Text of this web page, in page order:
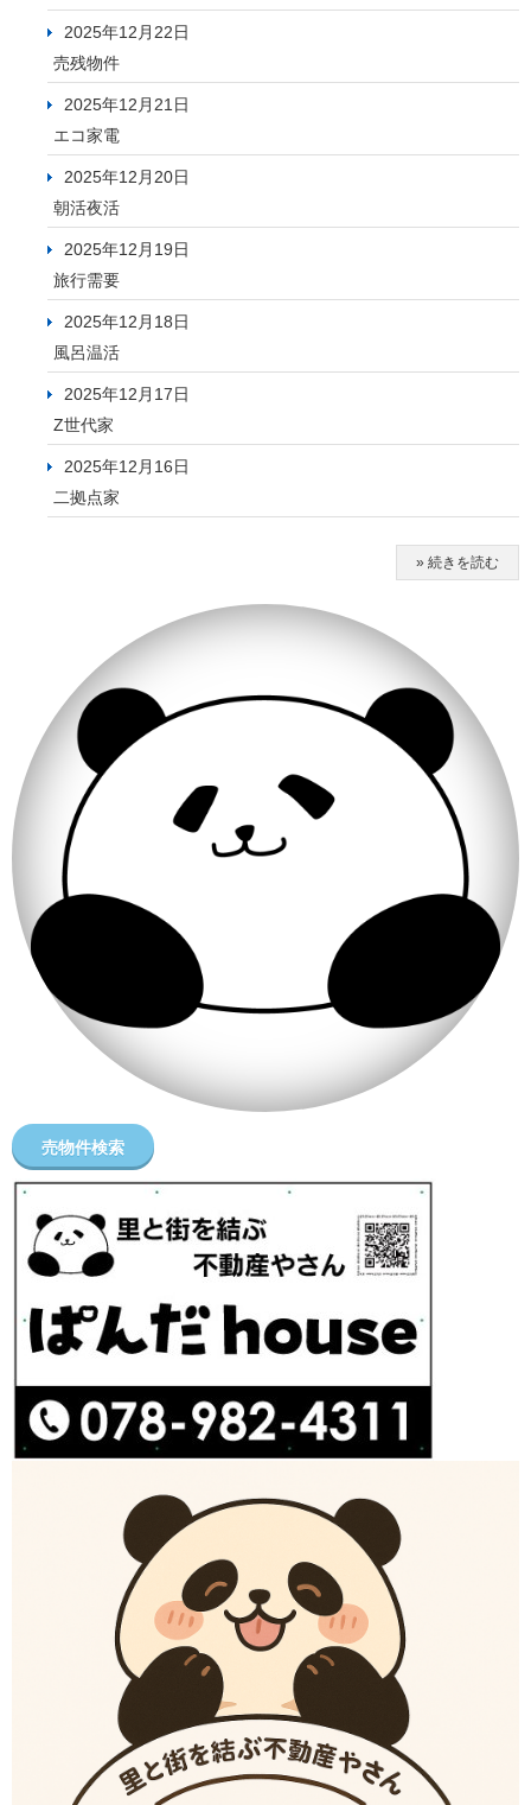
2025年12月22日
売残物件
2025年12月21日
エコ家電
2025年12月20日
朝活夜活
2025年12月19日
旅行需要
2025年12月18日
風呂温活
2025年12月17日
Z世代家
2025年12月16日
二拠点家
» 続きを読む
売物件検索